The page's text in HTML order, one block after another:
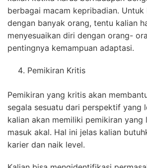
berbagai macam kepribadian. Untuk
dengan banyak orang, tentu kalian
menyesuaikan diri dengan orang-
pentingnya kemampuan adaptasi.
Pemikiran Kritis
Pemikiran yang kritis akan
segala sesuatu dari perspektif yang
kalian akan memiliki pemikiran yang
masuk akal. Hal ini jelas kalian
karier dan naik level.